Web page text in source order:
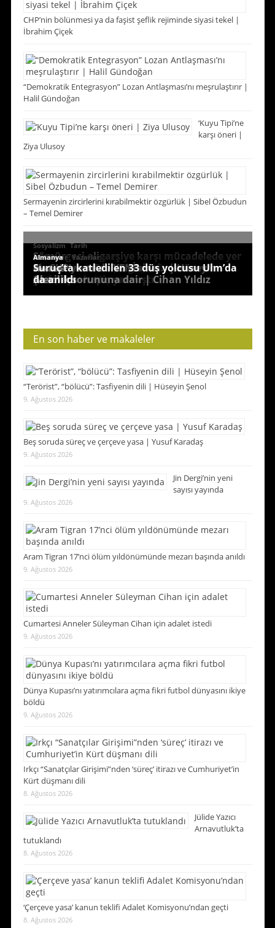
CHP’nin bölünmesi ya da faşist şeflik rejiminde siyasi tekel |
İbrahim Çiçek
“Demokratik Entegrasyon” Lozan Antlaşması’nı meşrulaştırır |
Halil Gündoğan
‘Kuyu Tipi’ne
karşı öneri |
Ziya Ulusoy
Sermayenin zircirlerini kırabilmektir özgürlük | Sibel Özbudun
– Temel Demirer
En çok okunanlar
Sosyalizm
Ateş Turan uğurlandı
Sosyalizm
Doğan Baş Hamburg’da toprağa verildi
Güncel
Figen Yüksekdağ’dan LFI’ye dayanışma
mesajı
Makaleler,Yazarlar
Hafıza Köprüsü: İşte geldik gidiyoruz, şen
olası Karadeniz | Hilmi Toy
Sosyalizm
Namık Berktay, Muğla’da hayatını
kaybetti
Makaleler,Seçtiklerimiz
Son ve en uzun Kürt ayaklanması yenildi
mi? | Taner Akçam
Sosyalizm,Tarih
Sömürgeci oligarşiye karşı mücadelede yer
alan Ahmet Telli, Cigerxwîn yazısı
nedeniyle hapis yatmıştı
Makaleler,Yazarlar
Ne CHP’ye ne de YENİ’sine… | Hüseyin
Şenol
Makaleler
Alevilik sorununa dair | Cihan Yıldız
Almanya
Suruç’ta katledilen 33 düş yolcusu Ulm’da
da anıldı
En son haber ve makaleler
“Terörist”, “bölücü”: Tasfiyenin dili | Hüseyin Şenol
9. Ağustos 2026
Beş soruda süreç ve çerçeve yasa | Yusuf Karadaş
9. Ağustos 2026
Jin Dergi’nin yeni
sayısı yayında
9. Ağustos 2026
Aram Tigran 17’nci ölüm yıldönümünde mezarı başında anıldı
9. Ağustos 2026
Cumartesi Anneler Süleyman Cihan için adalet istedi
9. Ağustos 2026
Dünya Kupası’nı yatırımcılara açma fikri futbol dünyasını ikiye
böldü
9. Ağustos 2026
Irkçı “Sanatçılar Girişimi”nden ‘süreç’ itirazı ve Cumhuriyet’in
Kürt düşmanı dili
8. Ağustos 2026
Jülide Yazıcı
Arnavutluk’ta
tutuklandı
8. Ağustos 2026
‘Çerçeve yasa’ kanun teklifi Adalet Komisyonu’ndan geçti
8. Ağustos 2026